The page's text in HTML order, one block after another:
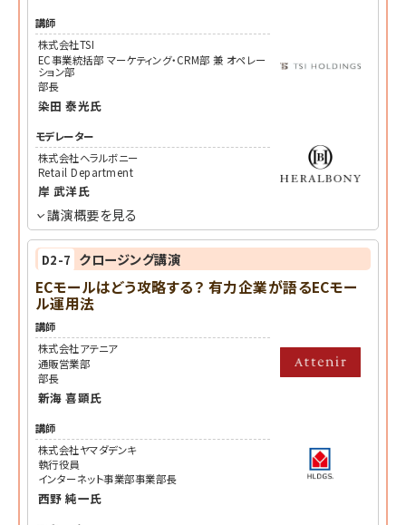
講師
株式会社TSI
EC事業統括部 マーケティング・CRM部 兼 オペレー
ション部
部長
染田 泰光氏
モデレーター
株式会社ヘラルボニー
Retail Department
岸 武洋氏
講演概要を見る
D2-7 クロージング講演
ECモールはどう攻略する？ 有力企業が語るECモー
ル運用法
講師
株式会社アテニア
通販営業部
部長
新海 喜顕氏
講師
株式会社ヤマダデンキ
執行役員
インターネット事業部事業部長
西野 純一氏